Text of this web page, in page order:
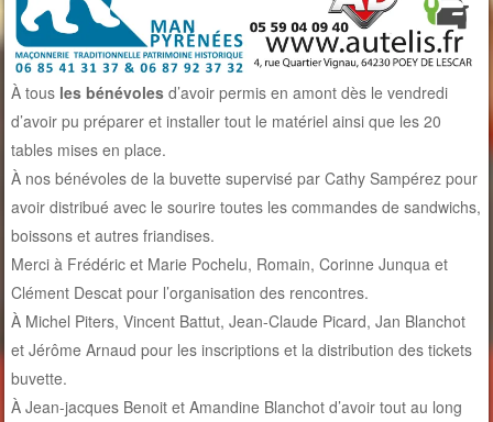
À tous les bénévolesd’avoir permis en amont dès le vendredi
d’avoir pu préparer et installer tout le matériel ainsi que les 20
tables mises en place.
À nos bénévoles de la buvette supervisé par Cathy Sampérez pour
avoir distribué avec le sourire toutes les commandes de sandwichs,
boissons et autres friandises.
Merci à Frédéric et Marie Pochelu, Romain, Corinne Junqua et
Clément Descat pour l’organisation des rencontres.
À Michel Piters, Vincent Battut, Jean-Claude Picard, Jan Blanchot
et Jérôme Arnaud pour les inscriptions et la distribution des tickets
buvette.
À Jean-jacques Benoit et Amandine Blanchot d’avoir tout au long